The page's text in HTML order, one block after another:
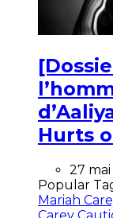
Hurts
27 mai
Popular
Mariah